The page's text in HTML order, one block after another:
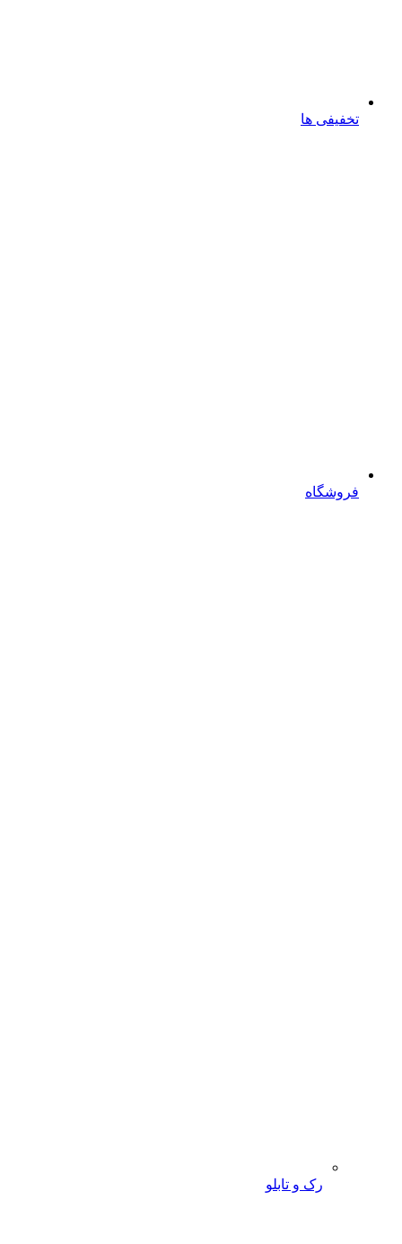
تخفیفی ها
فروشگاه
رک و تابلو